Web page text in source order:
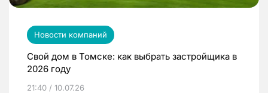
Новости компаний
Свой дом в Томске: как выбрать застройщика в
2026 году
21:40 / 10.07.26